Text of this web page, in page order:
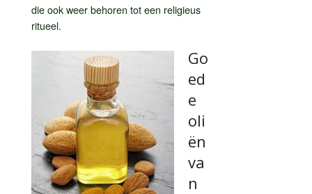
die ook weer behoren tot een religieus
ritueel.
Go
ed
e
oli
ën
va
n